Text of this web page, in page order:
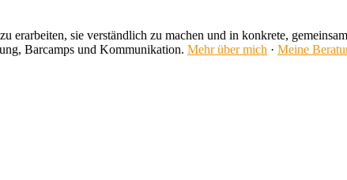
sie verständlich zu machen und in konkrete,
Barcamps und Kommunikation. Mehr über mich · Meine